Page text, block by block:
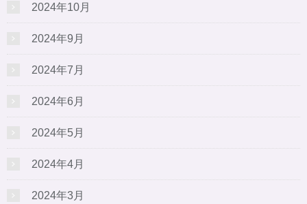
2024年10月
2024年9月
2024年7月
2024年6月
2024年5月
2024年4月
2024年3月